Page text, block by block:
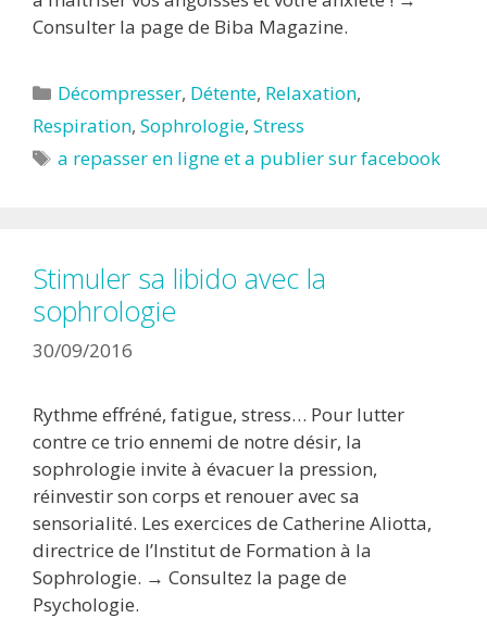
Consulter la page de Biba Magazine.
Catégories
Décompresser, Détente, Relaxation,
Respiration, Sophrologie, Stress
Étiquettes
a repasser en ligne et a publier sur facebook
Stimuler sa libido avec la
sophrologie
30/09/2016
Rythme effréné, fatigue, stress… Pour lutter
contre ce trio ennemi de notre désir, la
sophrologie invite à évacuer la pression,
réinvestir son corps et renouer avec sa
sensorialité. Les exercices de Catherine Aliotta,
directrice de l’Institut de Formation à la
Sophrologie. → Consultez la page de
Psychologie.